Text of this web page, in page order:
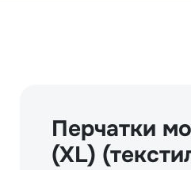
Перчатки
(XL)